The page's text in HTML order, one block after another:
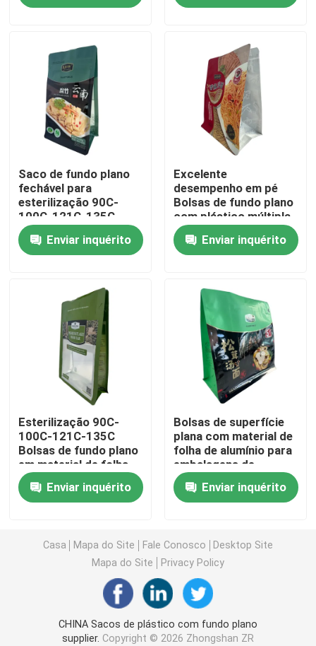
Sobre nós
Excursão da fábrica
Controle da qualidade
Contacte-nos
Notícia
Casos
Bolsa de embalagem de bico
Bolsa para embalagem de café
Bolsas com Fundo Plano
Saco no empacotamento do líquido da caixa
Bolsas para Embalagens Stand Up
Malotes do empacotamento de alimentos para
Bolsas de embalagem de papel
Saco de fundo plano
fechável para
esterilização 90C-
100C-121C-135C
Enviar inquérito
Excelente
desempenho em pé
Bolsas de fundo plano
com plástico múltipla
Enviar inquérito
Esterilização 90C-
100C-121C-135C
Bolsas de fundo plano
em material de folha
Enviar inquérito
Bolsas de superfície
plana com material de
folha de alumínio para
embalagens de
alimentos secos
Enviar inquérito
Casa Mapa do Site Fale Conosco
Desktop Site
Mapa do Site
Privacy Policy
CHINA Sacos de plástico com fundo plano
supplier. Copyright © 2026 Zhongshan ZR